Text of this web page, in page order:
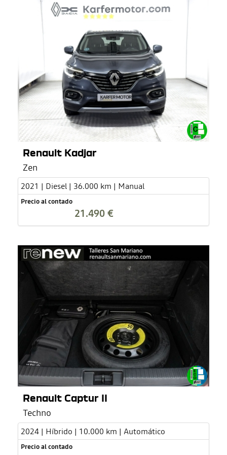
Renault Kadjar
Zen
2021 | Diesel | 36.000 km | Manual
Precio al contado
21.490 €
Renault Captur II
Techno
2024 | Híbrido | 10.000 km | Automático
Precio al contado